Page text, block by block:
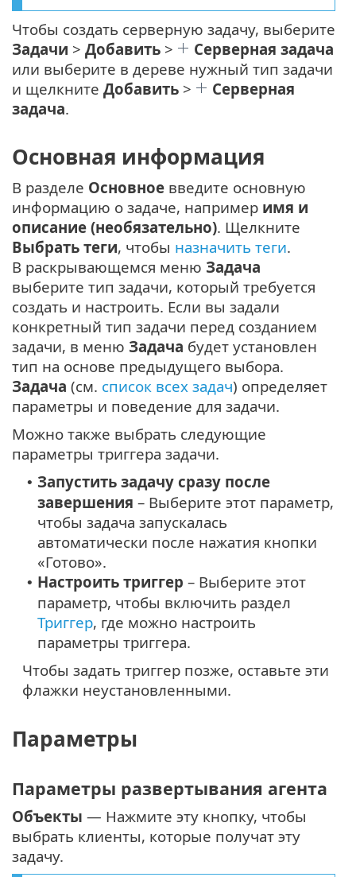
Чтобы создать серверную задачу, выберите
Задачи > Добавить >
Серверная задача
или выберите в дереве нужный тип задачи
и щелкните Добавить >
Серверная
задача.
Основная информация
В разделе Основное введите основную
информацию о задаче, например имя и
описание (необязательно). Щелкните
Выбрать теги, чтобы назначить теги.
В раскрывающемся меню Задача
выберите тип задачи, который требуется
создать и настроить. Если вы задали
конкретный тип задачи перед созданием
задачи, в меню Задача будет установлен
тип на основе предыдущего выбора.
Задача (см. список всех задач) определяет
параметры и поведение для задачи.
Можно также выбрать следующие
параметры триггера задачи.
• Запустить задачу сразу после
завершения – Выберите этот параметр,
чтобы задача запускалась
автоматически после нажатия кнопки
«Готово».
• Настроить триггер – Выберите этот
параметр, чтобы включить раздел
Триггер, где можно настроить
параметры триггера.
Чтобы задать триггер позже, оставьте эти
флажки неустановленными.
Параметры
Параметры развертывания агента
Объекты — Нажмите эту кнопку, чтобы
выбрать клиенты, которые получат эту
задачу.